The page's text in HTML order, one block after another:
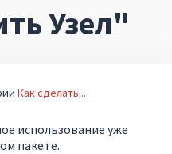
Узел"
Как сделать...
использование уже
пакете.